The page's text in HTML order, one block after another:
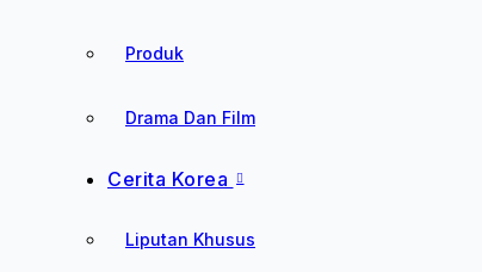
Produk
Drama Dan Film
Cerita Korea
Liputan Khusus